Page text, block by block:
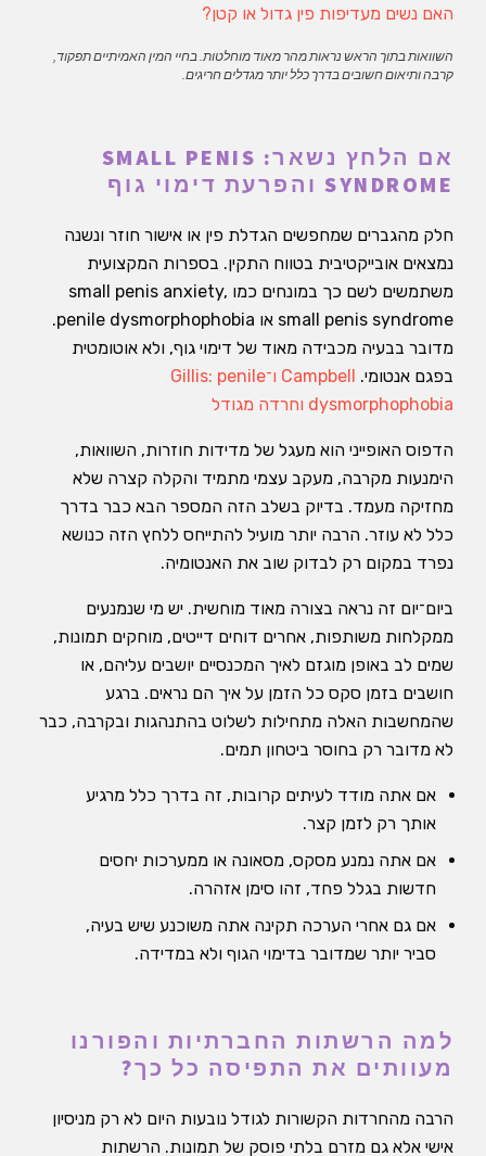
האם נשים מעדיפות פין גדול או קטן?
השוואות בתוך הראש נראות מהר מאוד מוחלטות. בחיי המין האמיתיים תפקוד,
קרבה ותיאום חשובים בדרך כלל יותר מגדלים חריגים.
אם הלחץ נשאר: SMALL PENIS
SYNDROME והפרעת דימוי גוף
חלק מהגברים שמחפשים הגדלת פין או אישור חוזר ונשנה
נמצאים אובייקטיבית בטווח התקין. בספרות המקצועית
משתמשים לשם כך במונחים כמו small penis anxiety,
small penis syndrome או penile dysmorphophobia.
מדובר בבעיה מכבידה מאוד של דימוי גוף, ולא אוטומטית
בפגם אנטומי.
Campbell ו־Gillis: penile
dysmorphophobia וחרדה מגודל
הדפוס האופייני הוא מעגל של מדידות חוזרות, השוואות,
הימנעות מקרבה, מעקב עצמי מתמיד והקלה קצרה שלא
מחזיקה מעמד. בדיוק בשלב הזה המספר הבא כבר בדרך
כלל לא עוזר. הרבה יותר מועיל להתייחס ללחץ הזה כנושא
נפרד במקום רק לבדוק שוב את האנטומיה.
ביום־יום זה נראה בצורה מאוד מוחשית. יש מי שנמנעים
ממקלחות משותפות, אחרים דוחים דייטים, מוחקים תמונות,
שמים לב באופן מוגזם לאיך המכנסיים יושבים עליהם, או
חושבים בזמן סקס כל הזמן על איך הם נראים. ברגע
שהמחשבות האלה מתחילות לשלוט בהתנהגות ובקרבה, כבר
לא מדובר רק בחוסר ביטחון תמים.
אם אתה מודד לעיתים קרובות, זה בדרך כלל מרגיע
אותך רק לזמן קצר.
אם אתה נמנע מסקס, מסאונה או ממערכות יחסים
חדשות בגלל פחד, זהו סימן אזהרה.
אם גם אחרי הערכה תקינה אתה משוכנע שיש בעיה,
סביר יותר שמדובר בדימוי הגוף ולא במדידה.
למה הרשתות החברתיות והפורנו
מעוותים את התפיסה כל כך?
הרבה מהחרדות הקשורות לגודל נובעות היום לא רק מניסיון
אישי אלא גם מזרם בלתי פוסק של תמונות. הרשתות